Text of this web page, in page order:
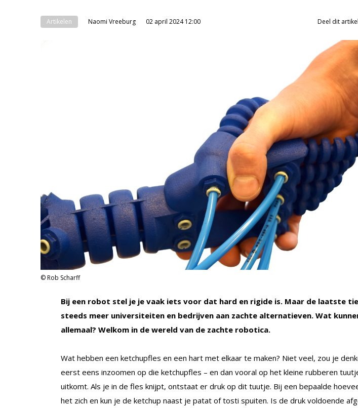
Artikelen Naomi Vreeburg 02 april 2024 12:00 Deel dit
© Rob Scharff
Bij een robot stel je je vaak iets voor dat hard en rigide is. Maar de laatste
steeds meer universiteiten en bedrijven aan zachte alternatieven. Wat
allemaal? Welkom in de wereld van de zachte robotica.
Wat hebben een ketchupfles en een hart met elkaar te maken? Niet veel, zou je
eerst eens inzoomen op die ketchupfles – en dan vooral op het kleine rubberen
uitkomt. Als je in de fles knijpt, ontstaat er druk op dit tuutje. Bij een bepaalde
het zich en kun je de ketchup naast je patat of tosti spuiten. Is de druk voldoende